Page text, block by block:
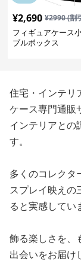
¥2,690 ¥2990(割
フィギュアケース
ブルボックス
住宅・インテリ
ケース専門通販
インテリアとの
す。
多くのコレクタ
スプレイ映えの
ると実感してい
飾る楽しさを、
出会いをお届け